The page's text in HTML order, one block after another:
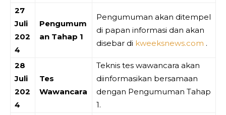
27
Juli
202
4
Pengumum
an Tahap 1
Pengumuman akan ditempel
di papan informasi dan akan
disebar di kweeksnews.com .
28
Juli
202
4
Tes
Wawancara
Teknis tes wawancara akan
diinformasikan bersamaan
dengan Pengumuman Tahap
1.